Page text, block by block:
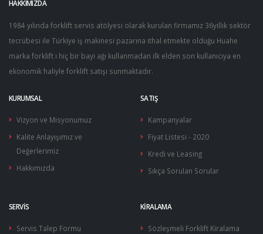
Yürüyüş Kontrol Üniteleri…
HAKKIMIZDA
1984 yılında forklift servis atölyesi olarak kurulan firmamız 36yıllık sektör
tecrübesi ile Türkiye iş makinesi pazarına ithal etmekte olduğu Huahe
marka forklift i hiç bir bayi ağı kullanmadan ilk elden son kullanıcıya en
ekonomik haliyle forklift satışı sunmaktadır.
KURUMSAL
Vizyon ve Misyonumuz
Kalite Anlayışımız ve
Değerlerimiz
Hakkımızda
SATIŞ
Kampanyalar
Fiyat Listesi - 2020
Kredi ve Leasing
Sıkça Sorulan Sorular
SERVIS
Servis Talep Formu
KIRALAMA
Sözleşmeli Forklift Kiralama